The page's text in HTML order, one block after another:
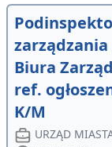
Biura
ref.
K/M
URZĄD